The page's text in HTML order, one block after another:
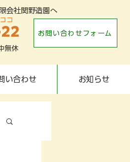
会社関野造園へ
コ
無休
お問い合わせフォーム
い合わせ お知らせ